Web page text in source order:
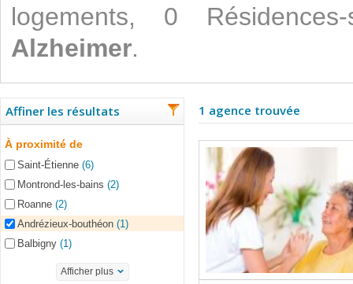
logements, 0
Alzheimer.
Affiner les résultats
À proximité de
Saint-Étienne (6)
Montrond-les-bains (2)
Roanne (2)
Andrézieux-bouthéon (1)
Balbigny (1)
Afficher plus
1 agence trouvée